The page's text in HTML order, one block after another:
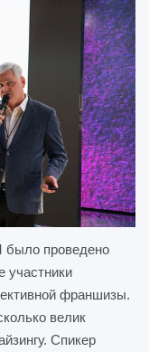
было проведено
участники
франшизы.
велик
Спикер